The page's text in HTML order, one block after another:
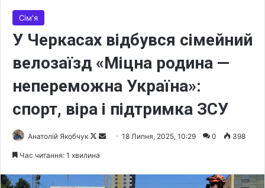
Сім'я
У Черкасах відбувся сімейний
велозаїзд «Міцна родина —
непереможна Україна»:
спорт, віра і підтримка ЗСУ
Анатолій Якобчук
F
d
18 Липня, 2025, 10:29 0 398
Час читання: 1 хвилина